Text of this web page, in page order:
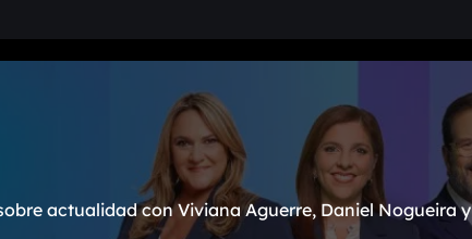
actualidad con Viviana Aguerre, Daniel Nogueira y